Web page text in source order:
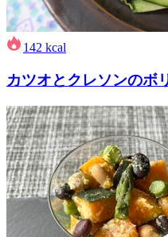
142 kcal
カツオとクレソンのボ